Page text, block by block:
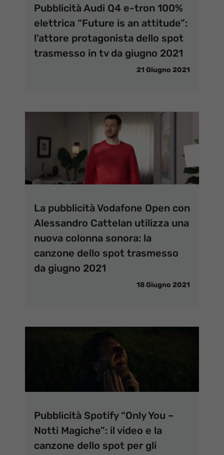
Pubblicità Audi Q4 e-tron 100%
elettrica “Future is an attitude”:
l’attore protagonista dello spot
trasmesso in tv da giugno 2021
21 Giugno 2021
La pubblicità Vodafone Open con
Alessandro Cattelan utilizza una
nuova colonna sonora: la
canzone dello spot trasmesso
da giugno 2021
18 Giugno 2021
Pubblicità Spotify “Only You –
Notti Magiche”: il video e la
canzone dello spot per gli